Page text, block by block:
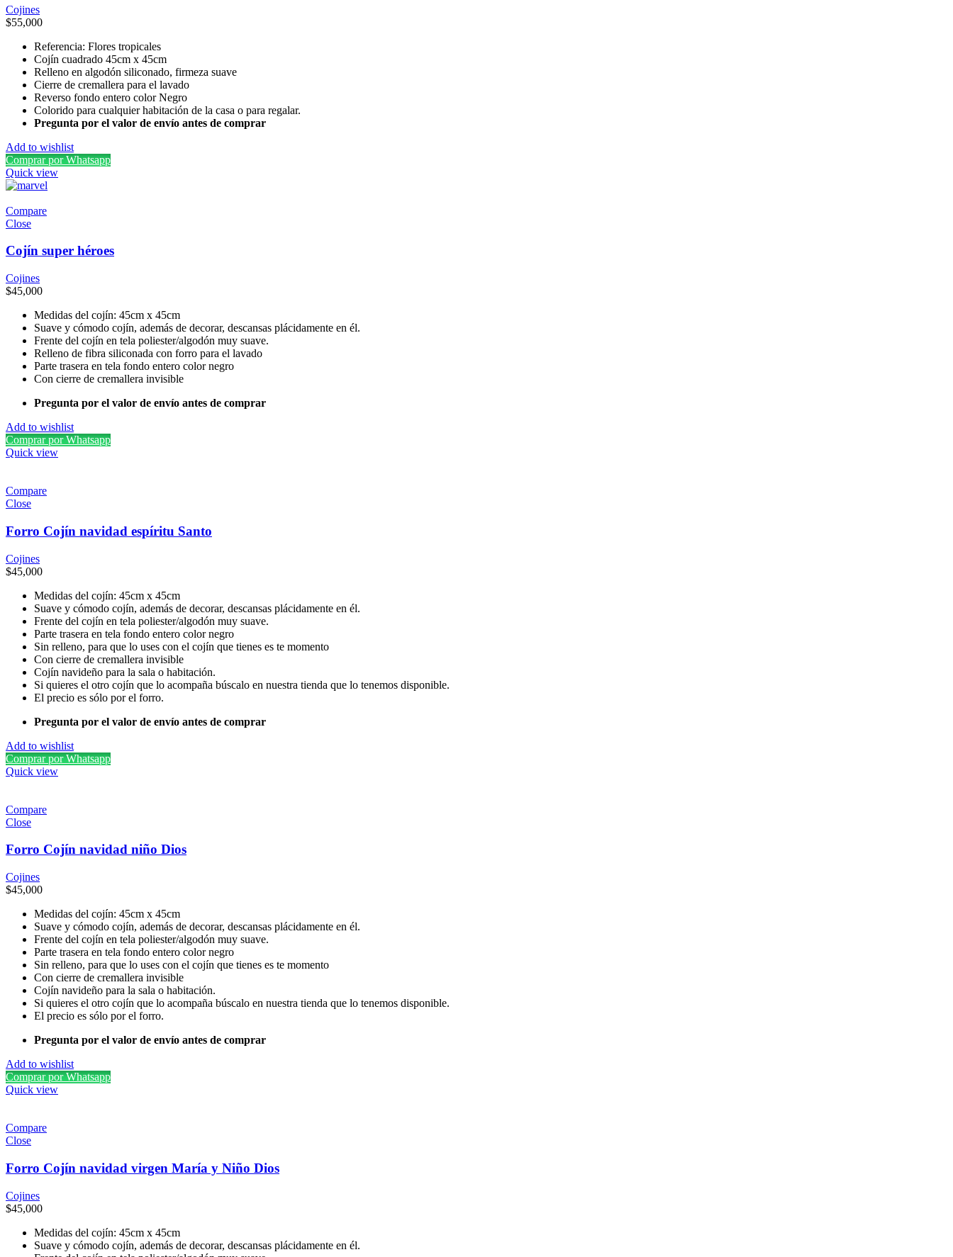
Cojines
$55,000
Referencia: Flores tropicales
Cojín cuadrado 45cm x 45cm
Relleno en algodón siliconado, firmeza suave
Cierre de cremallera para el lavado
Reverso fondo entero color Negro
Colorido para cualquier habitación de la casa o para regalar.
Pregunta por el valor de envío antes de comprar
Add to wishlist
Comprar por Whatsapp
Quick view
Compare
Close
Cojín super héroes
Cojines
$45,000
Medidas del cojín: 45cm x 45cm
Suave y cómodo cojín, además de decorar, descansas plácidamente en él.
Frente del cojín en tela poliester/algodón muy suave.
Relleno de fibra siliconada con forro para el lavado
Parte trasera en tela fondo entero color negro
Con cierre de cremallera invisible
Pregunta por el valor de envío antes de comprar
Add to wishlist
Comprar por Whatsapp
Quick view
Compare
Close
Forro Cojín navidad espíritu Santo
Cojines
$45,000
Medidas del cojín: 45cm x 45cm
Suave y cómodo cojín, además de decorar, descansas plácidamente en él.
Frente del cojín en tela poliester/algodón muy suave.
Parte trasera en tela fondo entero color negro
Sin relleno, para que lo uses con el cojín que tienes es te momento
Con cierre de cremallera invisible
Cojín navideño para la sala o habitación.
Si quieres el otro cojín que lo acompaña búscalo en nuestra tienda que lo tenemos disponible.
El precio es sólo por el forro.
Pregunta por el valor de envío antes de comprar
Add to wishlist
Comprar por Whatsapp
Quick view
Compare
Close
Forro Cojín navidad niño Dios
Cojines
$45,000
Medidas del cojín: 45cm x 45cm
Suave y cómodo cojín, además de decorar, descansas plácidamente en él.
Frente del cojín en tela poliester/algodón muy suave.
Parte trasera en tela fondo entero color negro
Sin relleno, para que lo uses con el cojín que tienes es te momento
Con cierre de cremallera invisible
Cojín navideño para la sala o habitación.
Si quieres el otro cojín que lo acompaña búscalo en nuestra tienda que lo tenemos disponible.
El precio es sólo por el forro.
Pregunta por el valor de envío antes de comprar
Add to wishlist
Comprar por Whatsapp
Quick view
Compare
Close
Forro Cojín navidad virgen María y Niño Dios
Cojines
$45,000
Medidas del cojín: 45cm x 45cm
Suave y cómodo cojín, además de decorar, descansas plácidamente en él.